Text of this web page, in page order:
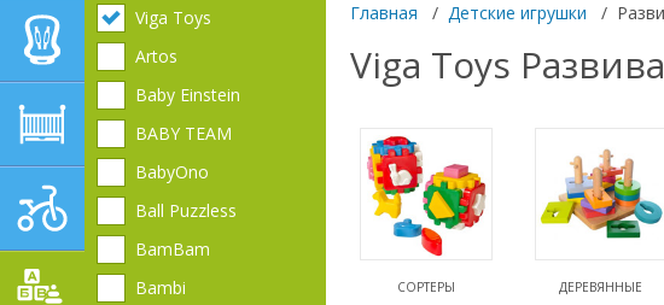
АВТОКРЕСЛА
ДЕТСКАЯ МЕБЕЛЬ
ДЕТСКИЙ СПОРТ И
ТРАНСПОРТ
ДЕТСКИЕ ИГРУШКИ
Viga Toys
Artos
Baby Einstein
BABY TEAM
BabyOno
Ball Puzzless
BamBam
Bambi
Главная / Детские игрушки /
Viga Toys
СОРТЕРЫ ДЕРЕВЯННЫЕ